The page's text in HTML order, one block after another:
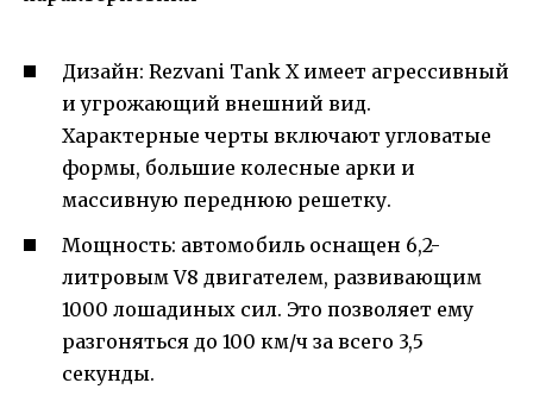
Дизайн: Rezvani Tank X имеет агрессивный
и угрожающий внешний вид.
Характерные черты включают угловатые
формы, большие колесные арки и
массивную переднюю решетку.
Мощность: автомобиль оснащен 6,2-
литровым V8 двигателем, развивающим
1000 лошадиных сил. Это позволяет ему
разгоняться до 100 км/ч за всего 3,5
секунды.